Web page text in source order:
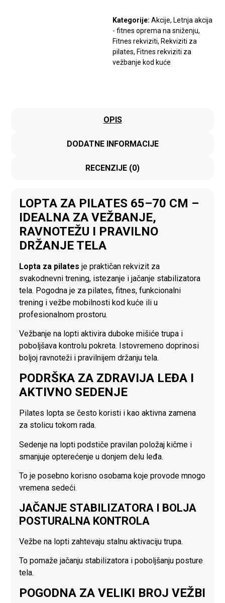
Kategorije: Akcije, Letnja akcija
- fitnes oprema na sniženju,
Fitnes rekviziti, Rekviziti za
pilates, Fitnes rekviziti za
vežbanje kod kuće
OPIS
DODATNE INFORMACIJE
RECENZIJE (0)
LOPTA ZA PILATES 65–70 CM –
IDEALNA ZA VEŽBANJE,
RAVNOTEŽU I PRAVILNO
DRŽANJE TELA
Lopta za pilates je praktičan rekvizit za
svakodnevni trening, istezanje i jačanje stabilizatora
tela. Pogodna je za pilates, fitnes, funkcionalni
trening i vežbe mobilnosti kod kuće ili u
profesionalnom prostoru.
Vežbanje na lopti aktivira duboke mišiće trupa i
poboljšava kontrolu pokreta. Istovremeno doprinosi
boljoj ravnoteži i pravilnijem držanju tela.
PODRŠKA ZA ZDRAVIJA LEĐA I
AKTIVNO SEDENJE
Pilates lopta se često koristi i kao aktivna zamena
za stolicu tokom rada.
Sedenje na lopti podstiče pravilan položaj kičme i
smanjuje opterećenje u donjem delu leđa.
To je posebno korisno osobama koje provode mnogo
vremena sedeći.
JAČANJE STABILIZATORA I BOLJA
POSTURALNA KONTROLA
Vežbe na lopti zahtevaju stalnu aktivaciju trupa.
To pomaže jačanju stabilizatora i poboljšanju posture
tela.
POGODNA ZA VELIKI BROJ VEŽBI